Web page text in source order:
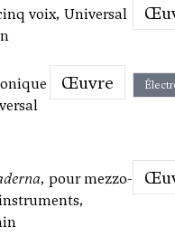
voix, Universal
Œuvre
, pour mezzo-